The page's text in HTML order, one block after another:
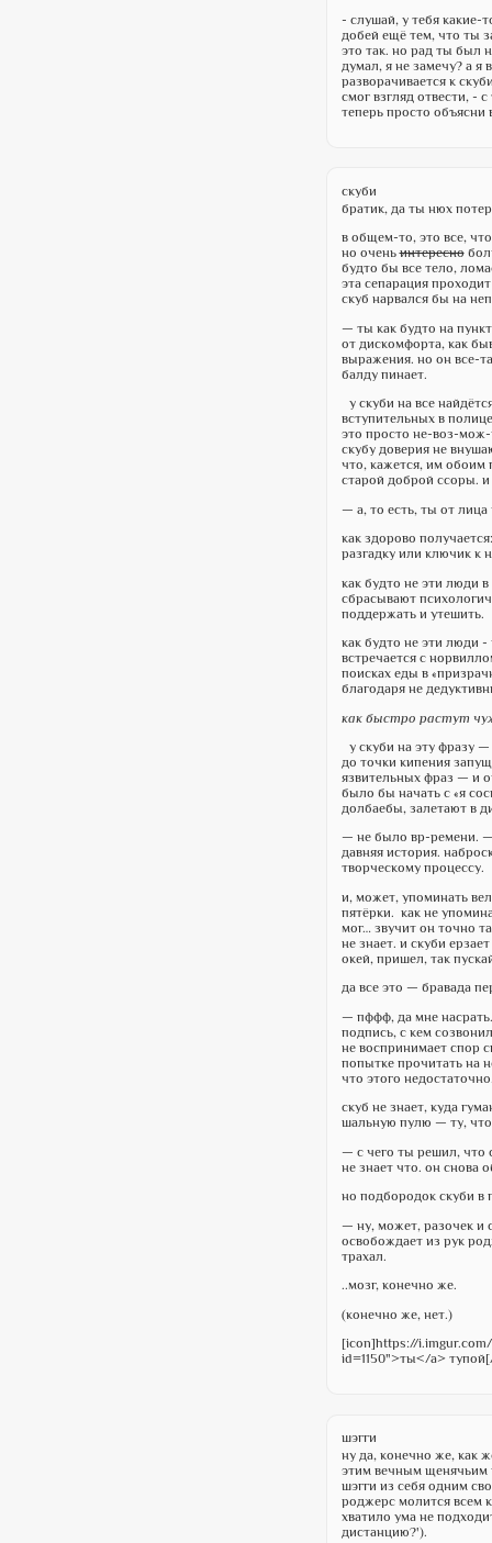
- слушай, у тебя какие-
добей ещё тем, что ты
это так. но рад ты был
думал, я не замечу? а я
разворачивается к
смог взгляд отвести, -
теперь просто объясни
скуби
братик, да ты нюх
в общем-то, это все,
но оченьинтересно
будто бы все тело,
эта сепарация
скуб нарвался бы на
— ты как будто на
от дискомфорта, как
выражения. но он все-
балду пинает.
у скуби на все
вступительных в
это просто не-воз-мож-
скубу доверия не
что, кажется, им обоим
старой доброй ссоры.
— а, то есть, ты от
как здорово
разгадку или ключик к
как будто не эти люди
сбрасывают
поддержать и утешить.
как будто не эти люди -
встречается с
поисках еды в
благодаря не
как быстро растут
у скуби на эту фразу
до точки кипения
язвительных фраз — и
было бы начать с «я
долбаебы, залетают в
— не было вр-ремени. —
давняя история.
творческому процессу.
и, может, упоминать
пятёрки. как не
мог… звучит он точно
не знает. и скуби
окей, пришел, так
да все это — бравада
— пффф, да мне
подпись, с кем
не воспринимает спор
попытке прочитать на
что этого
скуб не знает, куда
шальную пулю — ту,
— с чего ты решил, что
не знает что. он снова
но подбородок скуби в
— ну, может, разочек и
освобождает из рук
трахал.
..мозг, конечно же.
(конечно же, нет.)
[icon]https://
id=1150">ты</a>
шэгги
ну да, конечно же, как
этим вечным щенячьим
шэгги из себя одним
роджерс молится всем
хватило ума не
дистанцию?').